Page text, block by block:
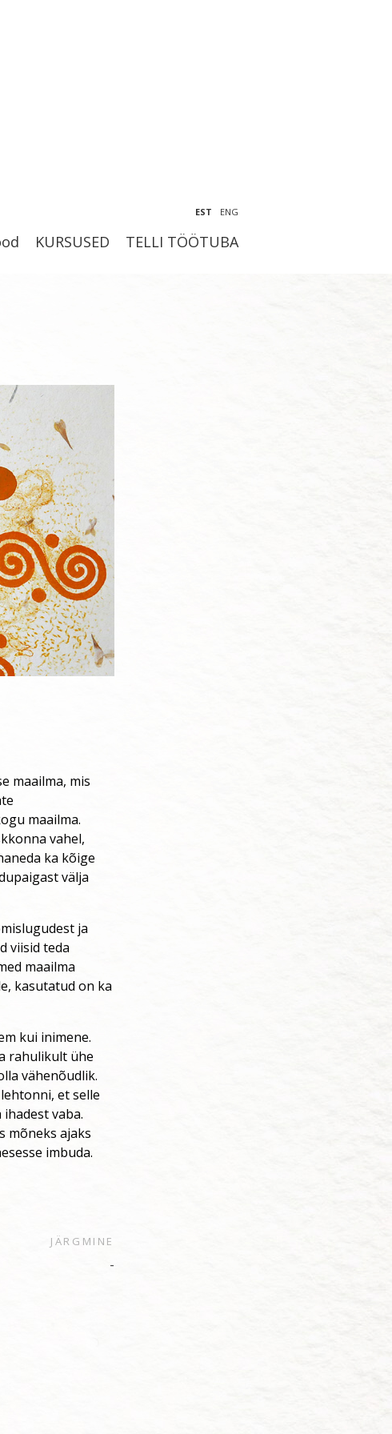
EST ENG
KURSUSED TELLI TÖÖTUBA
maailma, mis
maailma.
vahel,
ka kõige
välja
ja
viisid teda
maailma
kasutatud on ka
kui inimene.
rahulikult ühe
vähenõudlik.
et selle
vaba.
mõneks ajaks
imbuda.
JÄRGMINE
-